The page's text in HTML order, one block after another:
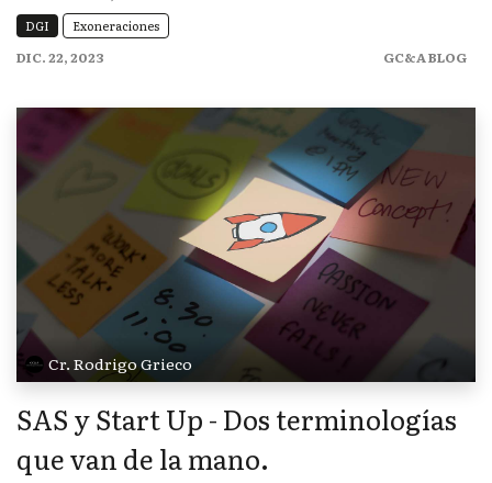
DGI Exoneraciones
DIC. 22, 2023 GC&A BLOG
Cr. Rodrigo Grieco
SAS y Start Up - Dos terminologías
que van de la mano.